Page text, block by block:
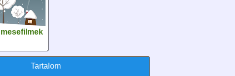
Tartalom